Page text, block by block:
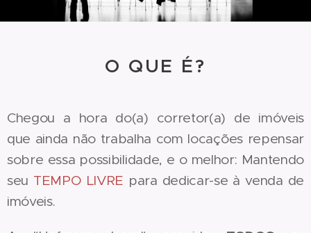
O QUE É?
Chegou a hora do(a) corretor(a) de imóveis
que ainda não trabalha com locações repensar
sobre essa possibilidade, e o melhor: Mantendo
seu TEMPO LIVRE para dedicar-se à venda de
imóveis.